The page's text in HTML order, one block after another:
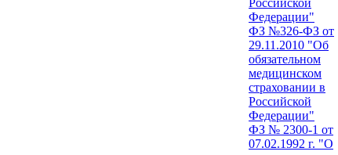
Российской
Федерации"
ФЗ №326-ФЗ от
29.11.2010 "Об
обязательном
медицинском
страховании в
Российской
Федерации"
ФЗ № 2300-1 от
07.02.1992 г. "О